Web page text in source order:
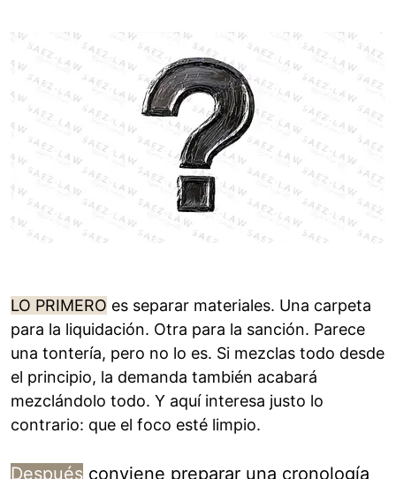
LO PRIMERO es separar materiales. Una carpeta
para la liquidación. Otra para la sanción. Parece
una tontería, pero no lo es. Si mezclas todo desde
el principio, la demanda también acabará
mezclándolo todo. Y aquí interesa justo lo
contrario: que el foco esté limpio.
Después conviene preparar una cronología